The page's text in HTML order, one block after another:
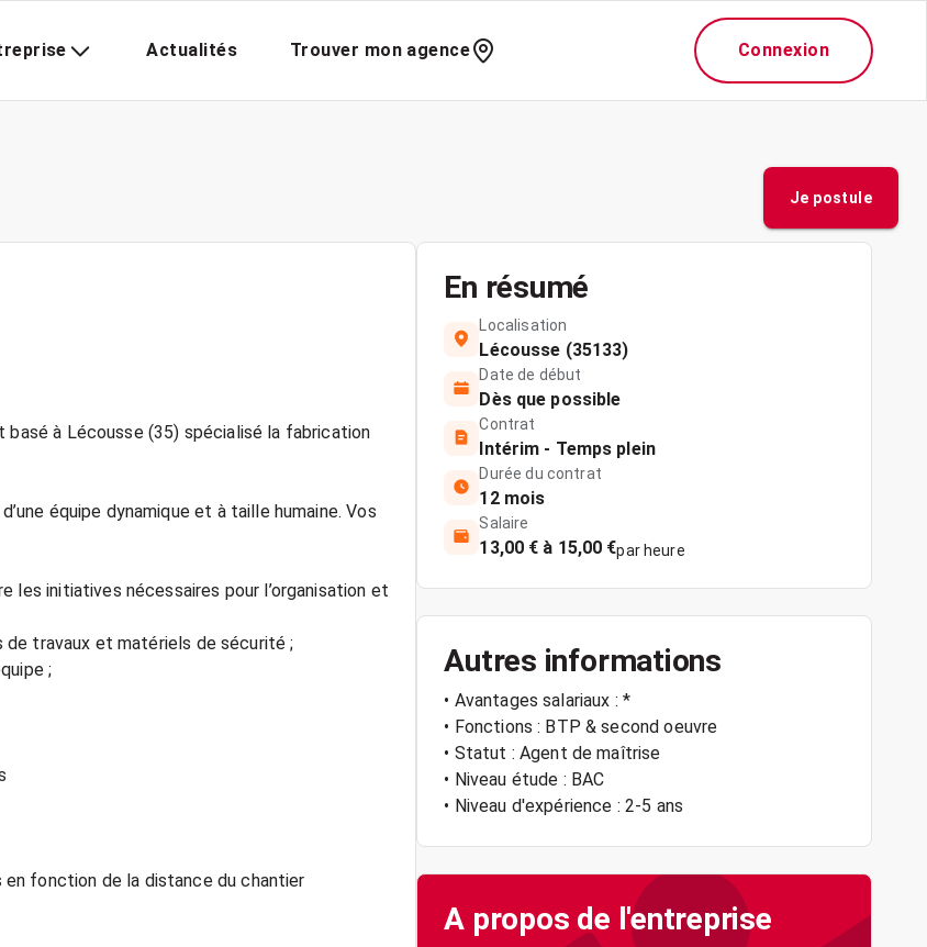
Actualités Trouver mon agence Connexion
Je postule
à Lécousse (35) spécialisé la fabrication
équipe dynamique et à taille humaine. Vos
les initiatives nécessaires pour l’organisation et
de travaux et matériels de sécurité ;
;
fonction de la distance du chantier
En résumé
Localisation
Lécousse (35133)
Date de début
Dès que possible
Contrat
Intérim - Temps plein
Durée du contrat
12 mois
Salaire
13,00 € à 15,00 €par heure
Autres informations
• Avantages salariaux : *
• Fonctions : BTP & second oeuvre
• Statut : Agent de maîtrise
• Niveau étude : BAC
• Niveau d'expérience : 2-5 ans
A propos de l'entreprise